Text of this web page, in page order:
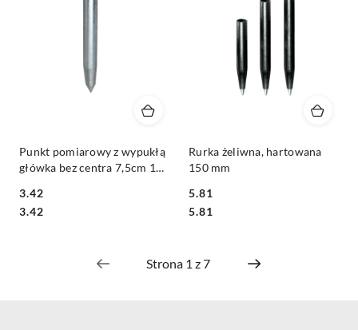
Punkt pomiarowy z wypukłą
główka bez centra 7,5cm 10-
Cena:
3.42
Cena:
3.42
Rurka żeliwna, hartowana
150 mm
Cena:
5.81
Cena:
5.81